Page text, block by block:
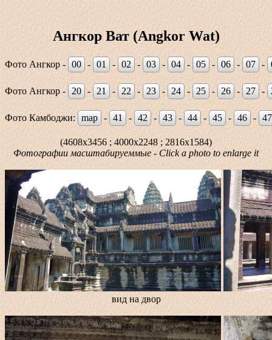
Ангкор Ват (Angkor Wat)
Фото Ангкор - 00 - 01 - 02 - 03 - 04 - 05 - 06 - 07 -
Фото Ангкор - 20 - 21 - 22 - 23 - 24 - 25 - 26 - 27 -
Фото Камбоджи: map - 41 - 42 - 43 - 44 - 45 - 46 - 47
(4608x3456 ; 4000x2248 ; 2816x1584)
Фотографии масштабируеммые - Click a photo to enlarge it
вид на двор